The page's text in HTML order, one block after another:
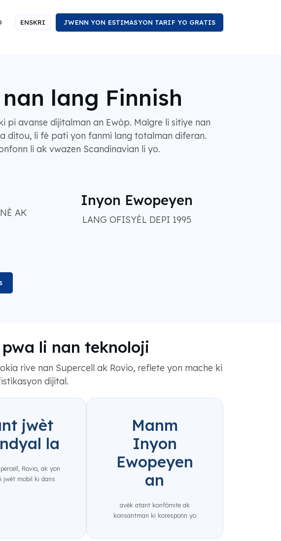
ENSKRI JWENN YON ESTIMASYON TARIF YO GRATIS
lang Finnish
pi avanse dijitalman an Ewòp. Malgre li sitiye nan
ditou, li fè pati yon fanmi lang totalman diferan.
li ak vwazen Scandinavian li yo.
AK
Inyon Ewopeyen
LANG OFISYÈL DEPI 1995
li nan teknoloji
rive nan Supercell ak Rovio, reflete yon mache ki
dijital.
jwèt
la
Rovio, ak yon
jwèt mobil ki dans
Manm
Inyon
Ewopeyen
an
avèk atant konfòmite ak
konsantman ki koresponn yo